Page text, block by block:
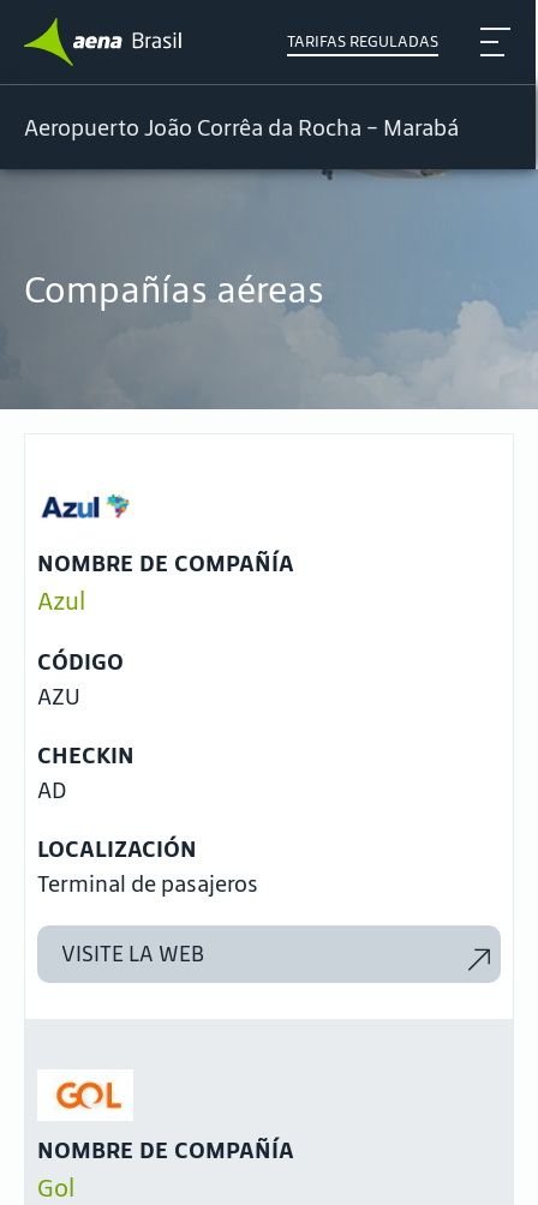
TARIFAS REGULADAS
Aeropuerto João Corrêa da Rocha - Marabá
Compañías aéreas
NOMBRE DE COMPAÑÍA
Azul
CÓDIGO
AZU
CHECKIN
AD
LOCALIZACIÓN
Terminal de pasajeros
VISITE LA WEB
NOMBRE DE COMPAÑÍA
Gol